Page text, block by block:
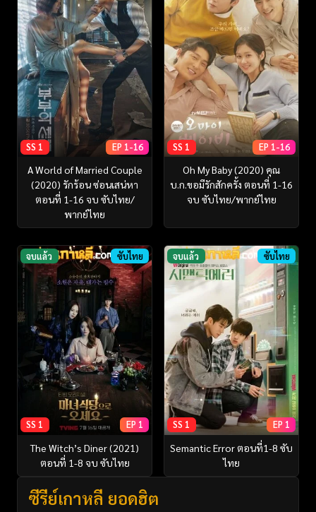
SS 1 EP 1-16
A World of Married Couple
(2020) รักร้อน ซ่อนเสน่หา
ตอนที่ 1-16 จบ ซับไทย/
พากย์ไทย
SS 1 EP 1-16
Oh My Baby (2020) คุณ
บ.ก.ขอมีรักสักครั้ง ตอนที่ 1-16
จบ ซับไทย/พากย์ไทย
จบแล้ว ซับไทย
SS 1 EP 1
The Witch’s Diner (2021)
ตอนที่ 1-8 จบ ซับไทย
จบแล้ว ซับไทย
SS 1 EP 1
Semantic Error ตอนที่1-8 ซับ
ไทย
ซีรี่ย์เกาหลี ยอดฮิต